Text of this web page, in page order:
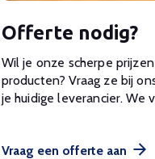
Offerte nodig?
Wil je onze scherpe
producten? Vraag ze bij
je huidige leverancier. We
Vraag een offerte aan